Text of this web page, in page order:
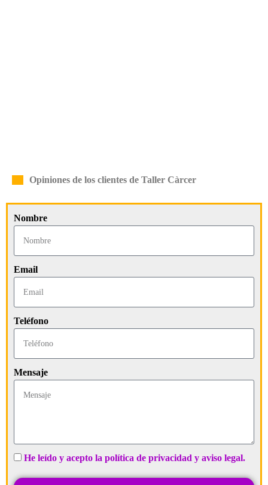
Opiniones de los clientes de Taller Càrcer
Nombre
Email
Teléfono
Mensaje
He leído y acepto la política de privacidad y aviso legal.